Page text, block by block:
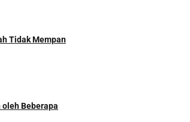
Tidak Mempan
Beberapa